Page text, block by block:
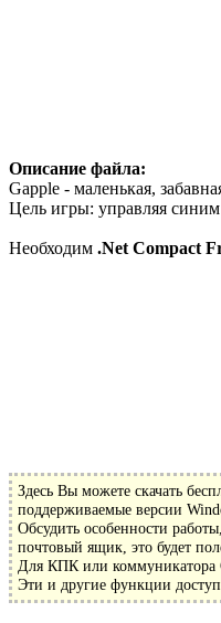
Описание файла:
Gapple - маленькая,
Цель игры: управляя
Необходим .Net Compact
Здесь Вы можете скачать
поддерживаемые версии
Обсудить особенности
почтовый ящик, это будет
Для КПК или коммуникатора
Эти и другие функции